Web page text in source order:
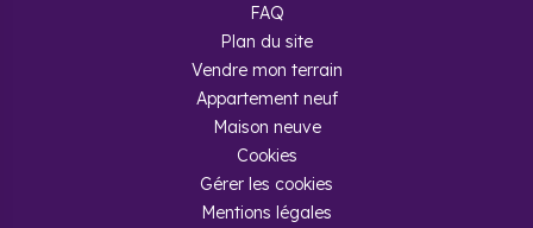
FAQ
Plan du site
Vendre mon terrain
Appartement neuf
Maison neuve
Cookies
Gérer les cookies
Mentions légales